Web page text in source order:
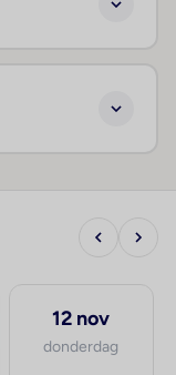
12 nov
donderdag